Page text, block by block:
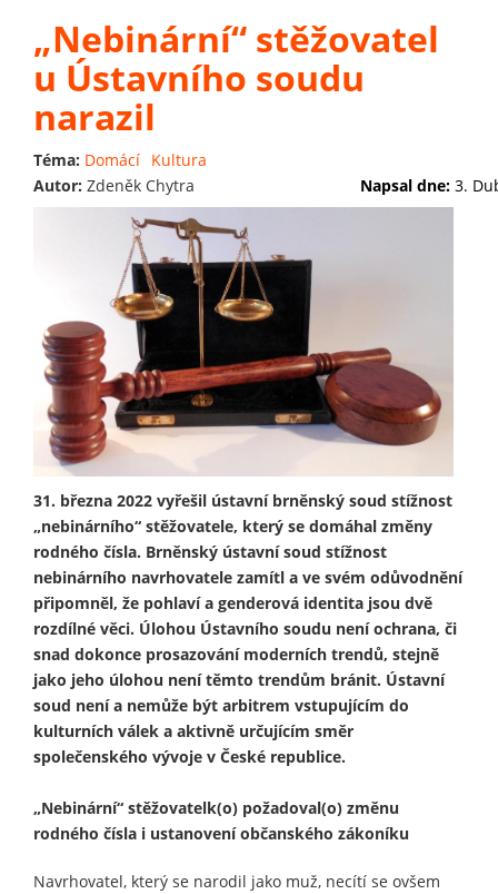
„Nebinární“ stěžovatel
u Ústavního soudu
narazil
Téma: Domácí Kultura
Autor: Zdeněk Chytra Napsal dne: 3.
31. března 2022 vyřešil ústavní brněnský soud stížnost
„nebinárního“ stěžovatele, který se domáhal změny
rodného čísla. Brněnský ústavní soud stížnost
nebinárního navrhovatele zamítl a ve svém odůvodnění
připomněl, že pohlaví a genderová identita jsou dvě
rozdílné věci. Úlohou Ústavního soudu není ochrana, či
snad dokonce prosazování moderních trendů, stejně
jako jeho úlohou není těmto trendům bránit. Ústavní
soud není a nemůže být arbitrem vstupujícím do
kulturních válek a aktivně určujícím směr
společenského vývoje v České republice.
„Nebinární“ stěžovatelk(o) požadoval(o) změnu
rodného čísla i ustanovení občanského zákoníku
Navrhovatel, který se narodil jako muž, necítí se ovšem